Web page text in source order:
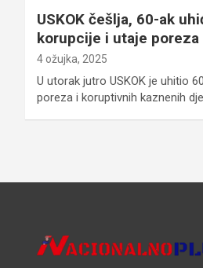
USKOK češlja, 60-ak
korupcije i utaje poreza
4 ožujka, 2025
U utorak jutro USKOK je uhitio
poreza i koruptivnih kaznenih